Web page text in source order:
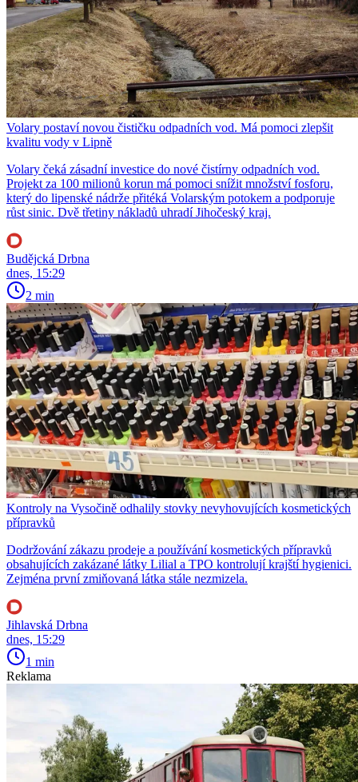
Volary postaví novou čističku odpadních vod. Má pomoci zlepšit
kvalitu vody v Lipně
Volary čeká zásadní investice do nové čistírny odpadních vod.
Projekt za 100 milionů korun má pomoci snížit množství fosforu,
který do lipenské nádrže přitéká Volarským potokem a podporuje
růst sinic. Dvě třetiny nákladů uhradí Jihočeský kraj.
Budějcká Drbna
dnes, 15:29
2 min
Kontroly na Vysočině odhalily stovky nevyhovujících kosmetických
přípravků
Dodržování zákazu prodeje a používání kosmetických přípravků
obsahujících zakázané látky Lilial a TPO kontrolují krajští hygienici.
Zejména první zmiňovaná látka stále nezmizela.
Jihlavská Drbna
dnes, 15:29
1 min
Reklama